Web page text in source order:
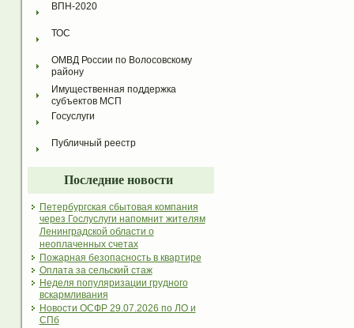
ВПН-2020
ТОС
ОМВД России по Волосовскому
району
Имущественная поддержка
субъектов МСП
Госуслуги
Публичный реестр
Последние новости
Петербургская сбытовая компания
через Гослуслуги напомнит жителям
Ленинградской области о
неоплаченных счетах
Пожарная безопасность в квартире
Оплата за сельский стаж
Неделя популяризации грудного
вскармливания
Новости ОСФР 29.07.2026 по ЛО и
СПб